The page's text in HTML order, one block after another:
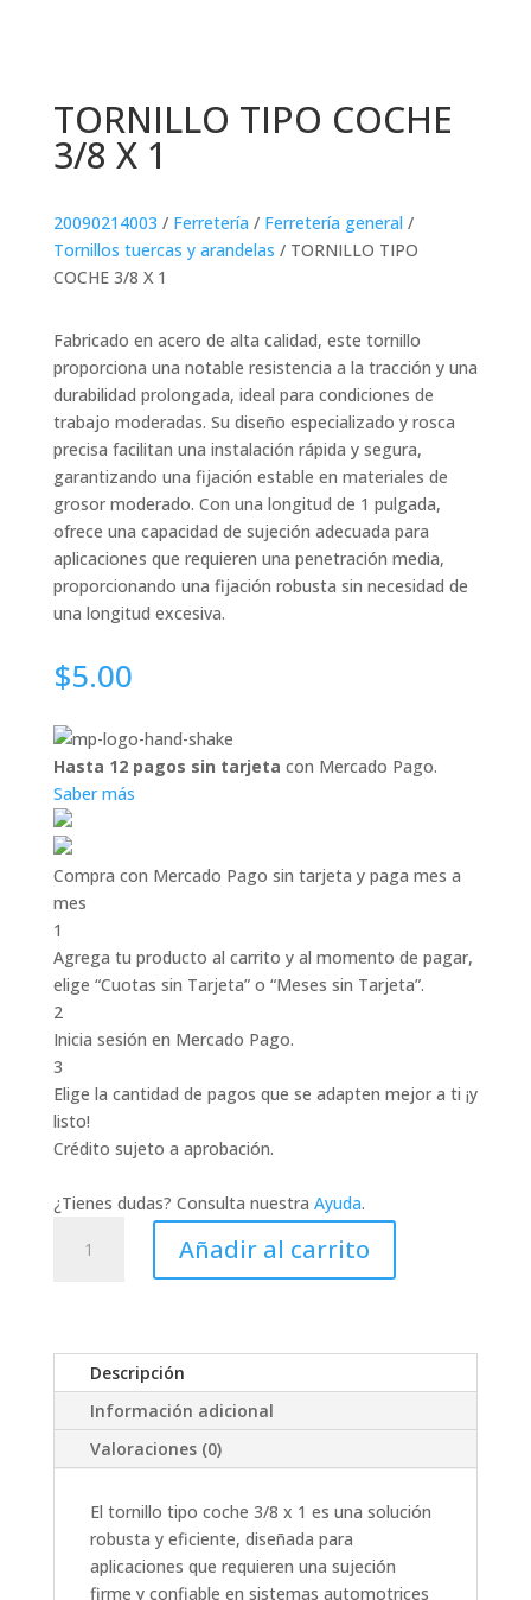
TORNILLO TIPO COCHE
3/8 X 1
20090214003 / Ferretería / Ferretería general /
Tornillos tuercas y arandelas / TORNILLO TIPO
COCHE 3/8 X 1
Fabricado en acero de alta calidad, este tornillo
proporciona una notable resistencia a la tracción y una
durabilidad prolongada, ideal para condiciones de
trabajo moderadas. Su diseño especializado y rosca
precisa facilitan una instalación rápida y segura,
garantizando una fijación estable en materiales de
grosor moderado. Con una longitud de 1 pulgada,
ofrece una capacidad de sujeción adecuada para
aplicaciones que requieren una penetración media,
proporcionando una fijación robusta sin necesidad de
una longitud excesiva.
$5.00
Hasta 12 pagos sin tarjeta con Mercado Pago.
Saber más
Compra con Mercado Pago sin tarjeta y paga mes a
mes
1
Agrega tu producto al carrito y al momento de pagar,
elige “Cuotas sin Tarjeta” o “Meses sin Tarjeta”.
2
Inicia sesión en Mercado Pago.
3
Elige la cantidad de pagos que se adapten mejor a ti ¡y
listo!
Crédito sujeto a aprobación.
¿Tienes dudas? Consulta nuestra Ayuda.
TIPO
cantidad
Añadir al carrito
Descripción
Información adicional
Valoraciones (0)
El tornillo tipo coche 3/8 x 1 es una solución
robusta y eficiente, diseñada para
aplicaciones que requieren una sujeción
firme y confiable en sistemas automotrices